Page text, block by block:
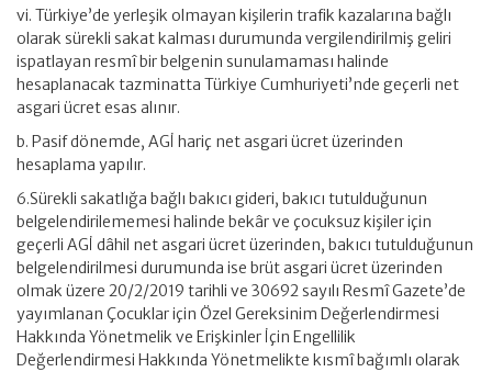
vi. Türkiye’de yerleşik olmayan kişilerin trafik kazalarına bağlı
olarak sürekli sakat kalması durumunda vergilendirilmiş geliri
ispatlayan resmî bir belgenin sunulamaması halinde
hesaplanacak tazminatta Türkiye Cumhuriyeti’nde geçerli net
asgari ücret esas alınır.
b. Pasif dönemde, AGİ hariç net asgari ücret üzerinden
hesaplama yapılır.
6.Sürekli sakatlığa bağlı bakıcı gideri, bakıcı tutulduğunun
belgelendirilememesi halinde bekâr ve çocuksuz kişiler için
geçerli AGİ dâhil net asgari ücret üzerinden, bakıcı tutulduğunun
belgelendirilmesi durumunda ise brüt asgari ücret üzerinden
olmak üzere 20/2/2019 tarihli ve 30692 sayılı Resmî Gazete’de
yayımlanan Çocuklar için Özel Gereksinim Değerlendirmesi
Hakkında Yönetmelik ve Erişkinler İçin Engellilik
Değerlendirmesi Hakkında Yönetmelikte kısmî bağımlı olarak